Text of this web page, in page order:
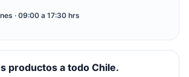
· 09:00 a 17:30 hrs
productos a todo Chile.